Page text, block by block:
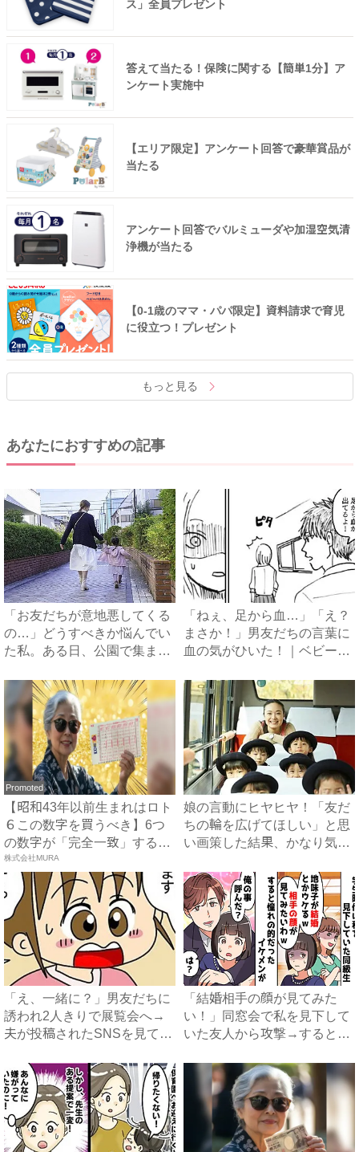
ス」全員プレゼント
答えて当たる！保険に関する【簡単1分】ア
ンケート実施中
【エリア限定】アンケート回答で豪華賞品が
当たる
アンケート回答でバルミューダや加湿空気清
浄機が当たる
【0-1歳のママ・パパ限定】資料請求で育児
に役立つ！プレゼント
もっと見る
あなたにおすすめの記事
「お友だちが意地悪してくる
の…」どうすべきか悩んでい
た私。ある日、公園で集まる
「ねぇ、足から血…」「え？
まさか！」男友だちの言葉に
血の気がひいた！｜ベビーカ
Promoted
【昭和43年以前生まれはロト
６この数字を買うべき】6つ
の数字が「完全一致」する
方...
株式会社MURA
娘の言動にヒヤヒヤ！「友だ
ちの輪を広げてほしい」と思
い画策した結果、かなり気ま
「え、一緒に？」男友だちに
誘われ2人きりで展覧会へ→
夫が投稿されたSNSを見て
「結婚相手の顔が見てみた
い！」同窓会で私を見下して
いた友人から攻撃→すると全